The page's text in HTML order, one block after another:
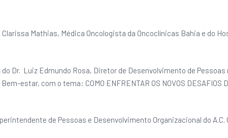
Mathias, Médica Oncologista da Oncoclínicas Bahia e do
Dr. Luiz Edmundo Rosa, Diretor de Desenvolvimento de
estar, com o tema: COMO ENFRENTAR OS NOVOS
de Pessoas e Desenvolvimento Organizacional do